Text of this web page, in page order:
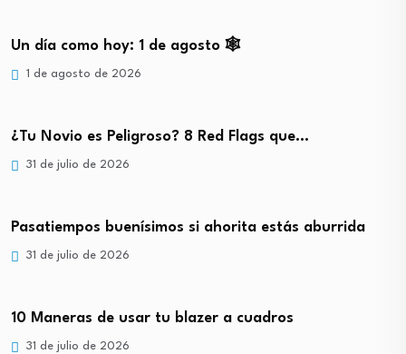
Un día como hoy: 1 de agosto 🕸️
1 de agosto de 2026
¿Tu Novio es Peligroso? 8 Red Flags que…
31 de julio de 2026
Pasatiempos buenísimos si ahorita estás aburrida
31 de julio de 2026
10 Maneras de usar tu blazer a cuadros
31 de julio de 2026